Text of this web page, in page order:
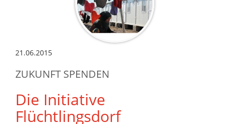
21.06.2015
ZUKUNFT SPENDEN
Die Initiative
Flüchtlingsdorf